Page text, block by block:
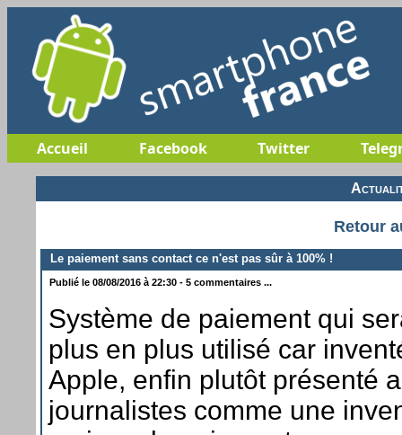
Accueil Facebook Twitter
Retour
Le paiement sans contact ce n'est pas sûr à 100% !
Publié le 08/08/2016 à 22:30 - 5 commentaires ...
Système de paiement qui
plus en plus utilisé car
Apple, enfin plutôt présenté
journalistes comme une